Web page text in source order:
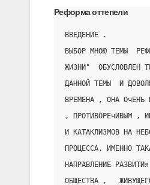
Реформа оттепели
ВВЕДЕНИЕ .
ВЫБОР МНОЮ ТЕМЫ
ЖИЗНИ"  ОБУСЛОВЛЕН
ДАННОЙ ТЕМЫ  И
ВРЕМЕНА , ОНА ОчЕНЬ
, ПРОТИВОРЕчИВЫМ ,
И КАТАКЛИЗМОВ НА
ПРОЦЕССА. ИМЕННО
НАПРАВЛЕНИЕ
ОБЩЕСТВА ,